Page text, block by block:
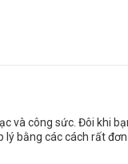
và công sức. Đôi khi
bằng các cách rất